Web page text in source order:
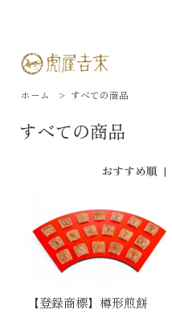
ホーム > すべての商品
すべての商品
おすすめ順 |
【登録商標】樽形煎餅